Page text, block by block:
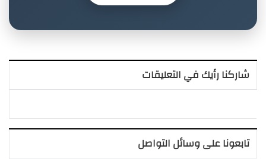
شاركنا رأيك في التعليقات
تابعونا على وسائل التواصل